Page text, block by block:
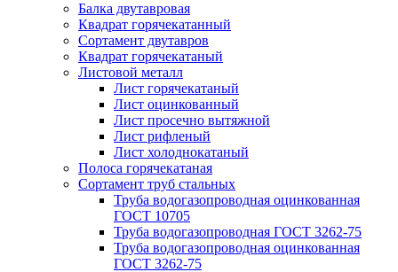
Балка двутавровая
Квадрат горячекатанный
Сортамент двутавров
Квадрат горячекатаный
Листовой металл
Лист горячекатаный
Лист оцинкованный
Лист просечно вытяжной
Лист рифленый
Лист холоднокатаный
Полоса горячекатаная
Сортамент труб стальных
Труба водогазопроводная оцинкованная
ГОСТ 10705
Труба водогазопроводная ГОСТ 3262-75
Труба водогазопроводная оцинкованная
ГОСТ 3262-75